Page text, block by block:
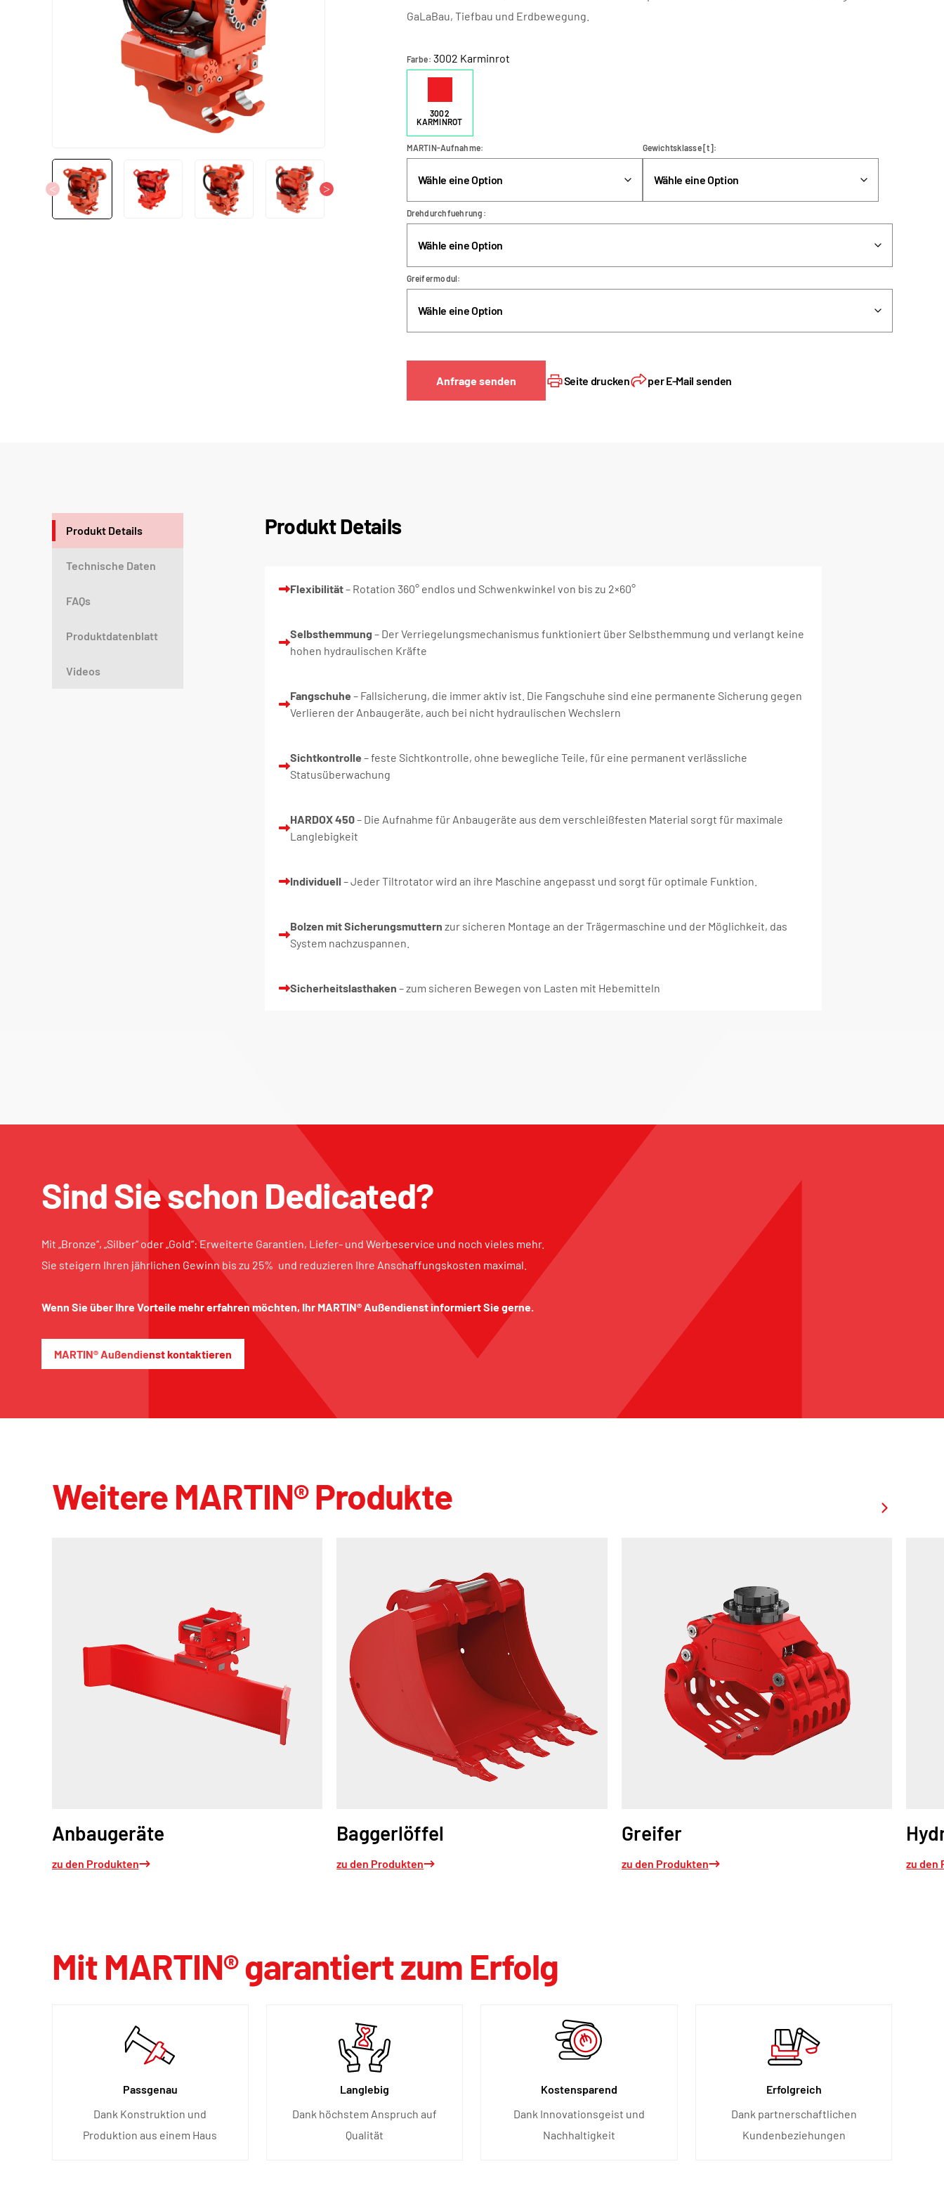
GaLaBau, Tiefbau und Erdbewegung.
Farbe 3002 Karminrot
3002
KARMINROT
MARTIN-Aufnahme Gewichtsklasse [t]
Drehdurchfuehrung
Greifermodul
Anfrage senden Seite drucken per E-Mail senden
Produkt Details
Technische Daten
FAQs
Produktdatenblatt
Videos
Produkt Details
Flexibilität– Rotation 360° endlos und Schwenkwinkel von bis zu 2×60°
Selbsthemmung – Der Verriegelungsmechanismus funktioniert über Selbsthemmung und verlangt keine
hohen hydraulischen Kräfte
Fangschuhe – Fallsicherung, die immer aktiv ist. Die Fangschuhe sind eine permanente Sicherung gegen
Verlieren der Anbaugeräte, auch bei nicht hydraulischen Wechslern
Sichtkontrolle – feste Sichtkontrolle, ohne bewegliche Teile, für eine permanent verlässliche
Statusüberwachung
HARDOX 450– Die Aufnahme für Anbaugeräte aus dem verschleißfesten Material sorgt für maximale
Langlebigkeit
Individuell – Jeder Tiltrotator wird an ihre Maschine angepasst und sorgt für optimale Funktion.
Bolzen mit Sicherungsmuttern zur sicheren Montage an der Trägermaschine und der Möglichkeit, das
System nachzuspannen.
Sicherheitslasthaken – zum sicheren Bewegen von Lasten mit Hebemitteln
Sind Sie schon Dedicated?
Mit „Bronze“, „Silber“ oder „Gold“: Erweiterte Garantien, Liefer- und Werbeservice und noch vieles mehr.
Sie steigern Ihren jährlichen Gewinn bis zu 25% und reduzieren Ihre Anschaffungskosten maximal.
Wenn Sie über Ihre Vorteile mehr erfahren möchten, Ihr MARTIN® Außendienst informiert Sie gerne.
MARTIN® Außendienst kontaktieren
Weitere MARTIN® Produkte
Anbaugeräte
zu den Produkten
Baggerlöffel
zu den Produkten
Greifer
zu den Produkten zu den
Mit MARTIN® garantiert zum Erfolg
Passgenau
Dank Konstruktion und
Produktion aus einem Haus
Langlebig
Dank höchstem Anspruch auf
Qualität
Kostensparend
Dank Innovationsgeist und
Nachhaltigkeit
Erfolgreich
Dank partnerschaftlichen
Kundenbeziehungen